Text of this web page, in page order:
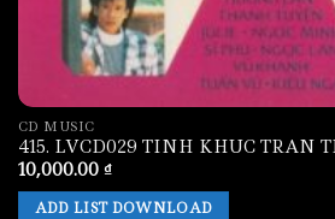
CD MUSIC
415. LVCD029 TINH KHUC TRAN
10,000.00 ₫
ADD LIST DOWNLOAD